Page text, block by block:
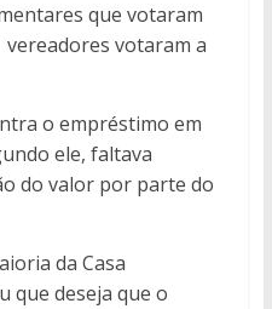
que votaram
votaram a
o empréstimo em
ele, faltava
do valor por parte do
da Casa
que deseja que o